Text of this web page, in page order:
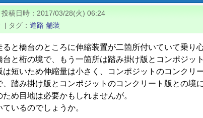
投稿日時
2017/03/28(火) 06:24
| タグ 道路 舗装
ると橋台のところに伸縮装置が二箇所付いていて乗り
台と桁の境で、もう一箇所は踏み掛け版とコンポジッ
は短いため伸縮量は小さく、コンポジットのコンクリ
、踏み掛け版とコンポジットのコンクリート版との境
め目地は必要かもしれませんが。
いるのでしょうか。